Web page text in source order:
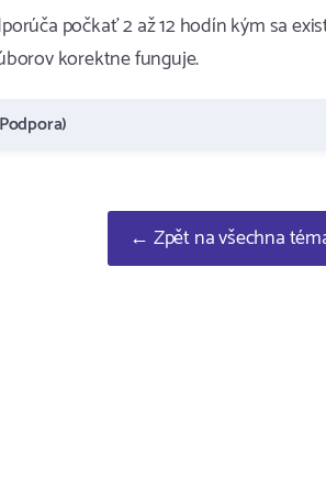
počkať 2 až 12 hodín kým sa
korektne funguje.
← Zpět na všechna